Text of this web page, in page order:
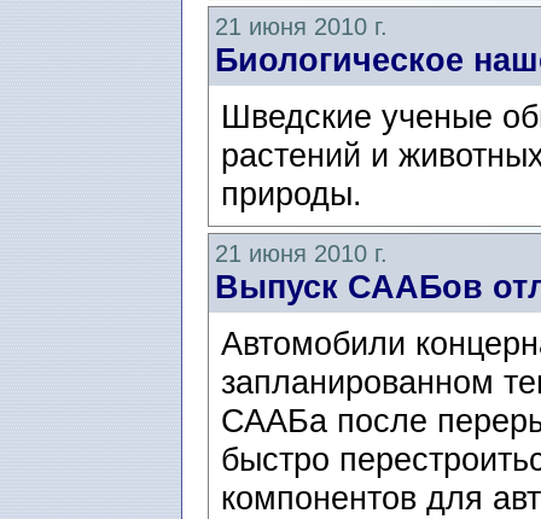
21 июня 2010 г.
Биологическое
Шведские ученые
растений и
природы.
21 июня 2010 г.
Выпуск СААБов
Автомобили
запланированном
СААБа после
быстро
компонентов для